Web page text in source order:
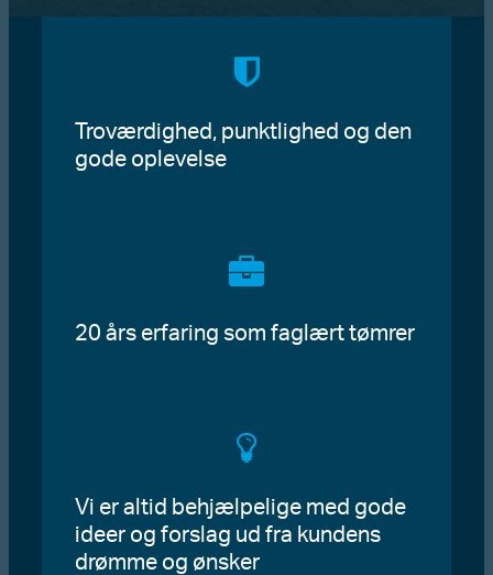
Troværdighed, punktlighed og den
gode oplevelse
20 års erfaring som faglært tømrer
Vi er altid behjælpelige med gode
ideer og forslag ud fra kundens
drømme og ønsker